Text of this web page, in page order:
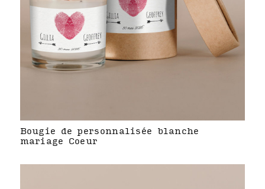
Bougie de personnalisée blanche
mariage Coeur